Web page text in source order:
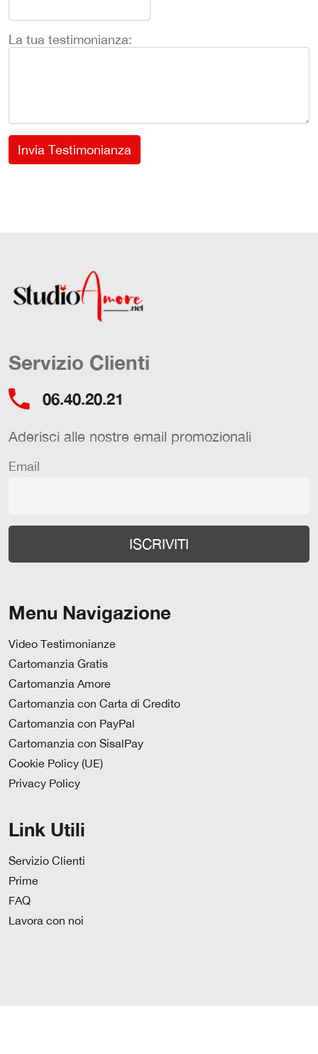
La tua testimonianza:
Invia Testimonianza
Servizio Clienti
06.40.20.21
Aderisci alle nostre email promozionali
Email
Menu Navigazione
Video Testimonianze
Cartomanzia Gratis
Cartomanzia Amore
Cartomanzia con Carta di Credito
Cartomanzia con PayPal
Cartomanzia con SisalPay
Cookie Policy (UE)
Privacy Policy
Link Utili
Servizio Clienti
Prime
FAQ
Lavora con noi